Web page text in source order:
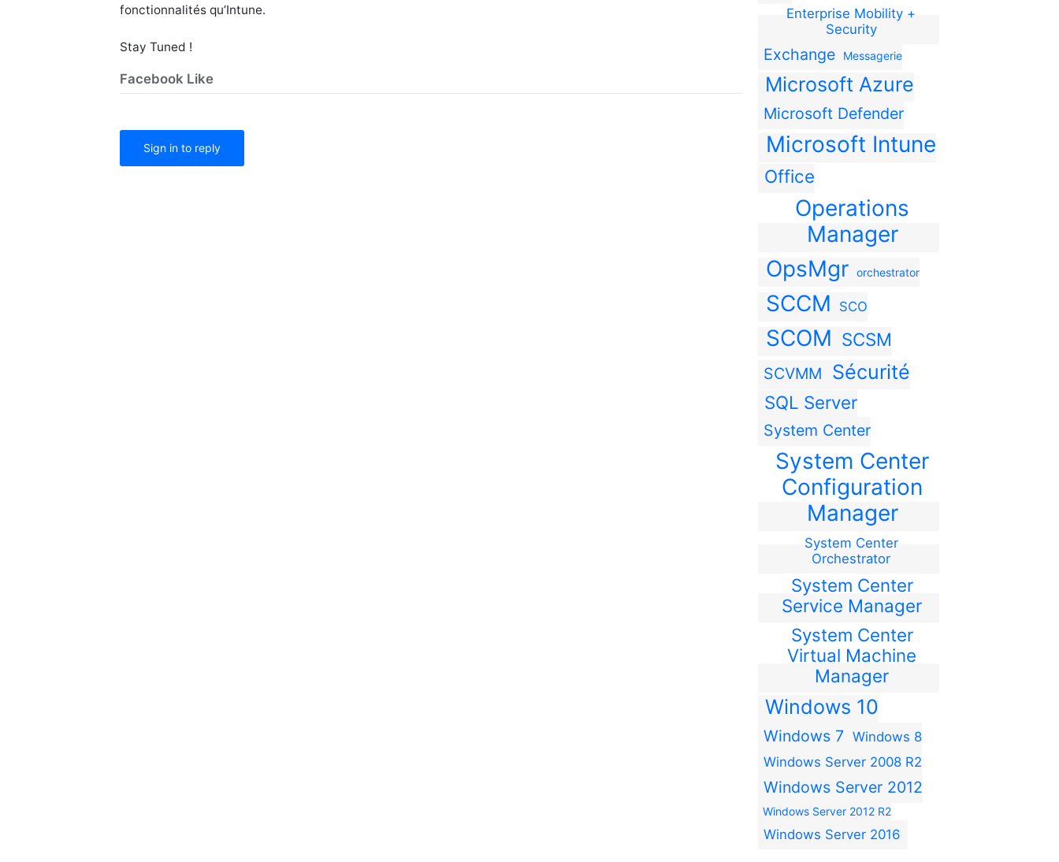
Enterprise Mobility +
Security
Exchange Messagerie
Microsoft Azure
Microsoft Defender
Microsoft Intune
Office
Operations
Manager
OpsMgr
orchestrator
SCCM SCO
SCOM SCSM
SCVMM Sécurité
SQL Server
System Center
System Center
Configuration
Manager
System Center
Orchestrator
System Center
Service Manager
System Center
Virtual Machine
Manager
Windows 10
Windows 7
Windows 8
Windows Server 2008 R2
Windows Server 2012
Windows Server 2012 R2
Windows Server 2016
fonctionnalités qu’Intune.
Stay Tuned !
Facebook Like
Sign in to reply